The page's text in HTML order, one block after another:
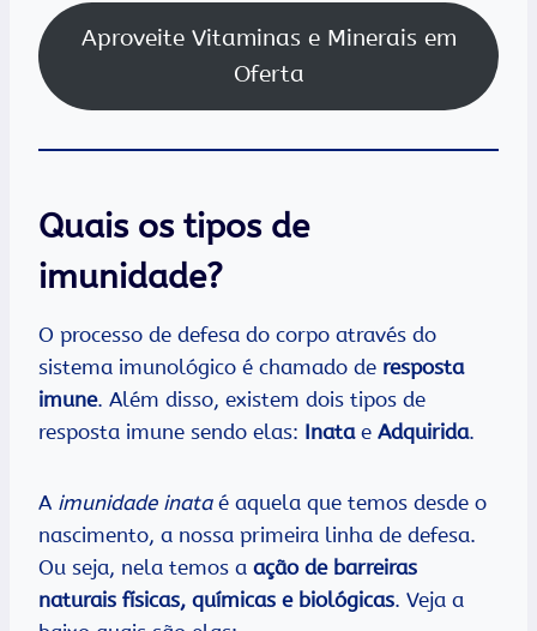
Aproveite Vitaminas e Minerais em
Oferta
Quais os tipos de
imunidade?
O processo de defesa do corpo através do
sistema imunológico é chamado de resposta
imune. Além disso, existem dois tipos de
resposta imune sendo elas: Inatae Adquirida.
A imunidade inataé aquela que temos desde o
nascimento, a nossa primeira linha de defesa.
Ou seja, nela temos a ação de barreiras
naturais físicas, químicas e biológicas. Veja a